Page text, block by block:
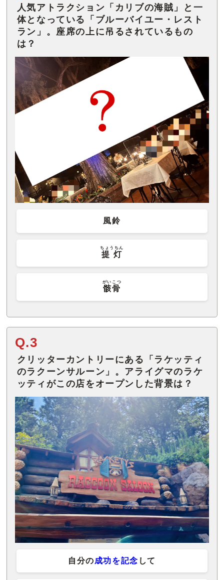
人気アトラクション「カリブの海賊」と一
体となっている「ブルーバイユー・レスト
ラン」。座席の上に吊るされているもの
は？
風鈴
提灯
ちょうちん
骸骨
がいこつ
Q.3
クリッターカントリーにある「ラケッティ
のラクーンサルーン」。アライグマのラケ
ッティがこの店をオープンした背景は？
自分の成功を記念 して